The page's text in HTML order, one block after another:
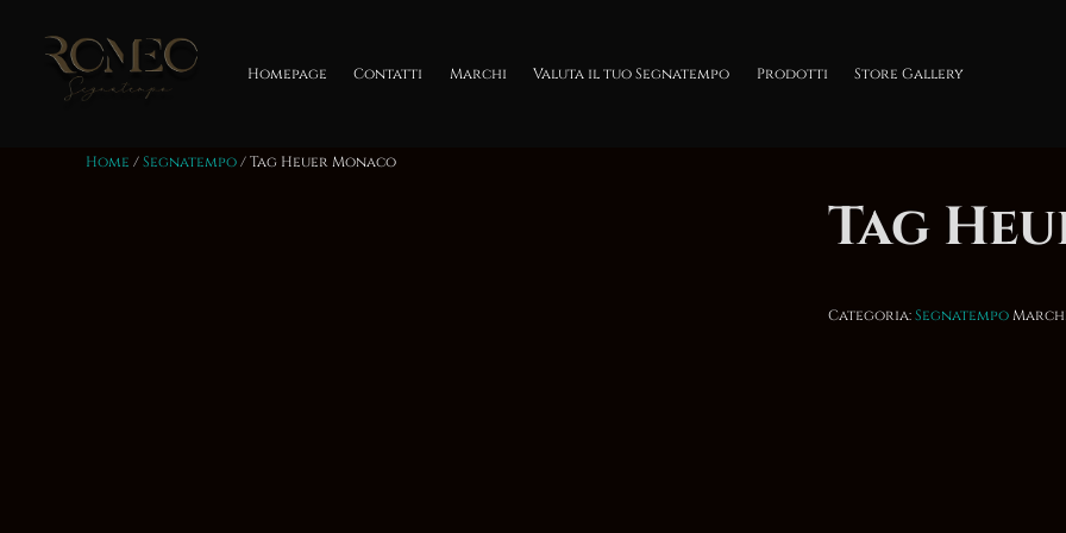
contenuto
Homepage Contatti Marchi Valuta il tuo Segnatempo Prodotti Store Gallery
Home /Segnatempo/ Tag Heuer Monaco
Tag
Categoria:Segnatempo